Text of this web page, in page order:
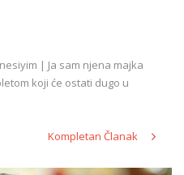
| Ja sam njena majka
koji će ostati dugo u
Kompletan Članak